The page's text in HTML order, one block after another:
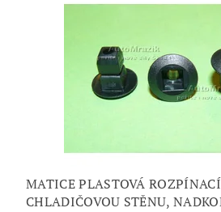
MATICE PLASTOVÁ
CHLADIČOVOU STĚNU,